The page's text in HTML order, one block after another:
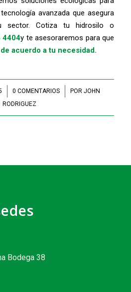
avanzada que asegura
sector. Cotiza tu hidrosilo o
4404y te asesoraremos para que
acuerdo a tu necesidad.
0 COMENTARIOS
/ POR JOHN
RODRIGUEZ
Bodega 38